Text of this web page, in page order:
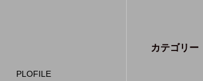
PLOFILE
カテゴリー